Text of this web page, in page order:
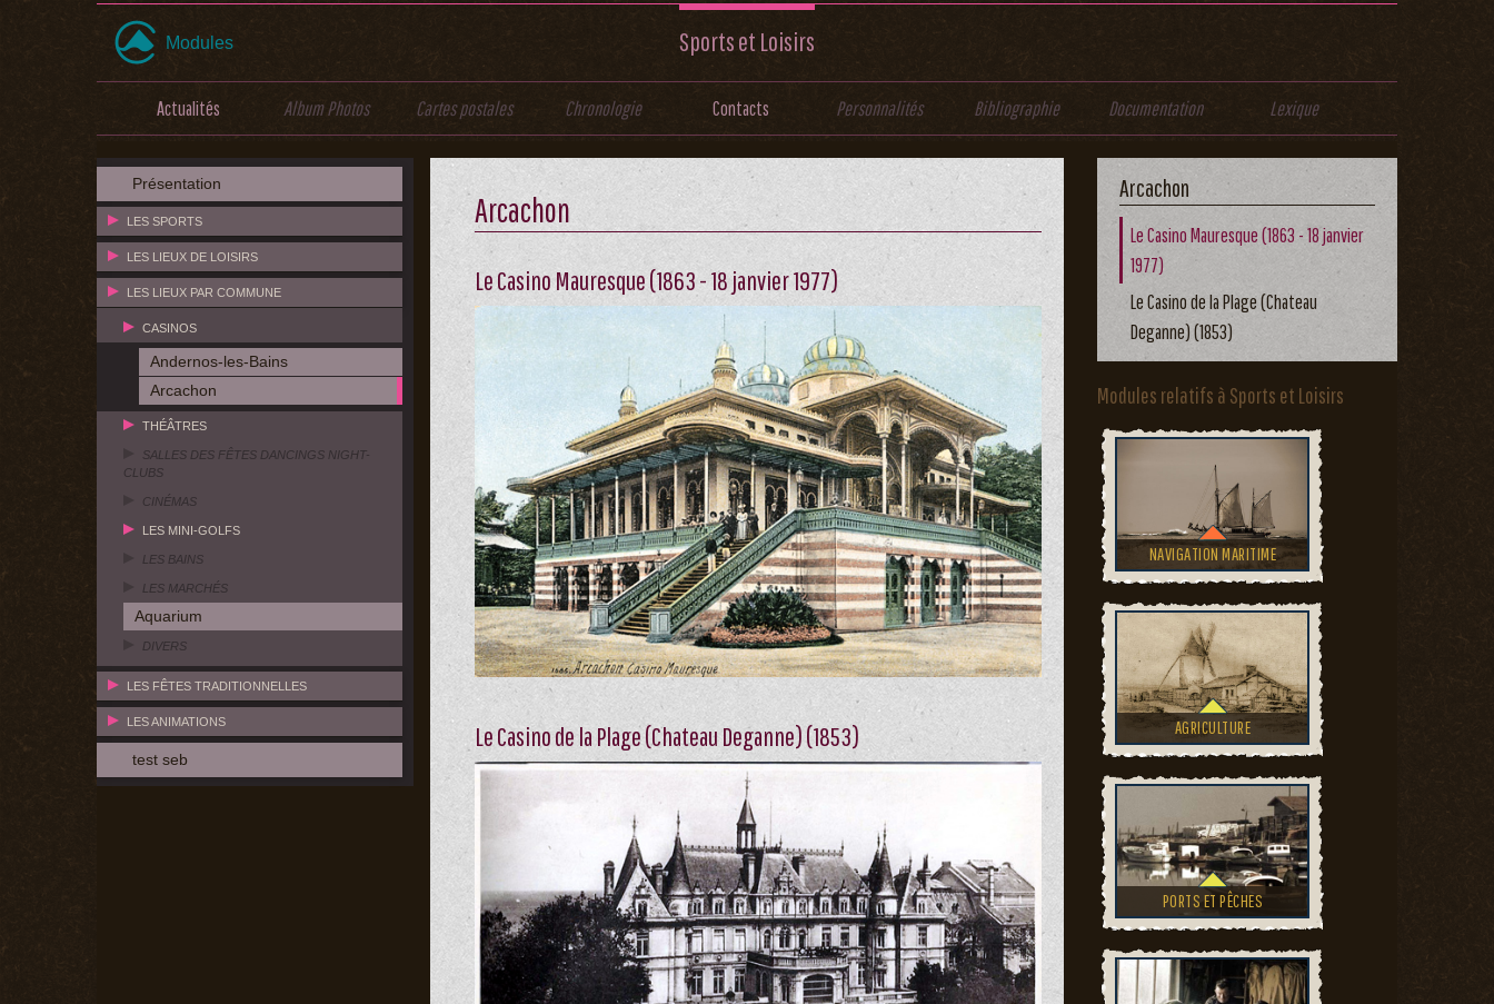
Modules Sports et Loisirs
Actualités Album Photos Cartes postales Chronologie Contacts Personnalités Bibliographie Documentation Lexique
Présentation
LES SPORTS
LES LIEUX DE LOISIRS
LES LIEUX PAR COMMUNE
CASINOS
Andernos-les-Bains
Arcachon
THÉÂTRES
SALLES DES FÊTES DANCINGS NIGHT-
CLUBS
CINÉMAS
LES MINI-GOLFS
LES BAINS
LES MARCHÉS
Aquarium
DIVERS
LES FÊTES TRADITIONNELLES
LES ANIMATIONS
test seb
Arcachon
Le Casino Mauresque (1863 - 18 janvier 1977)
Le Casino de la Plage (Chateau Deganne) (1853)
Arcachon
Le Casino Mauresque (1863 - 18 janvier
1977)
Le Casino de la Plage (Chateau
Deganne) (1853)
Modules relatifs à Sports et Loisirs
NAVIGATION MARITIME
AGRICULTURE
PORTS ET PÊCHES